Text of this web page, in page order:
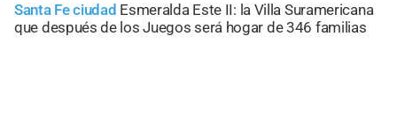
Santa Fe ciudad Esmeralda Este II: la Villa Suramericana
que después de los Juegos será hogar de 346 familias